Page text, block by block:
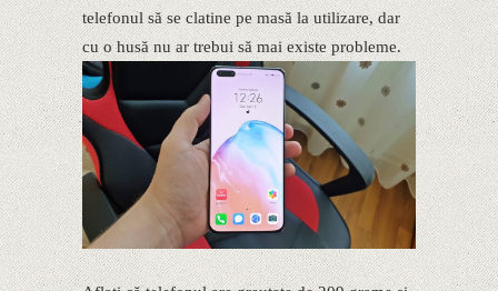
telefonul să se clatine pe masă la utilizare, dar
cu o husă nu ar trebui să mai existe probleme.